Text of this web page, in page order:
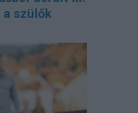
szülők